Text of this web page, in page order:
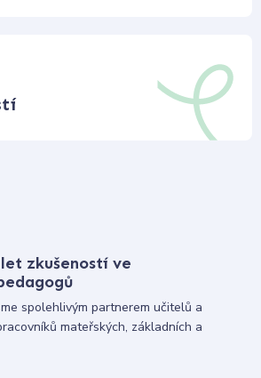
zkušeností ve
spolehlivým partnerem učitelů a
mateřských, základních a